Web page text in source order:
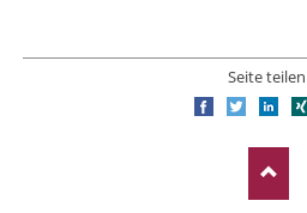
Seite
FacebookTwitter